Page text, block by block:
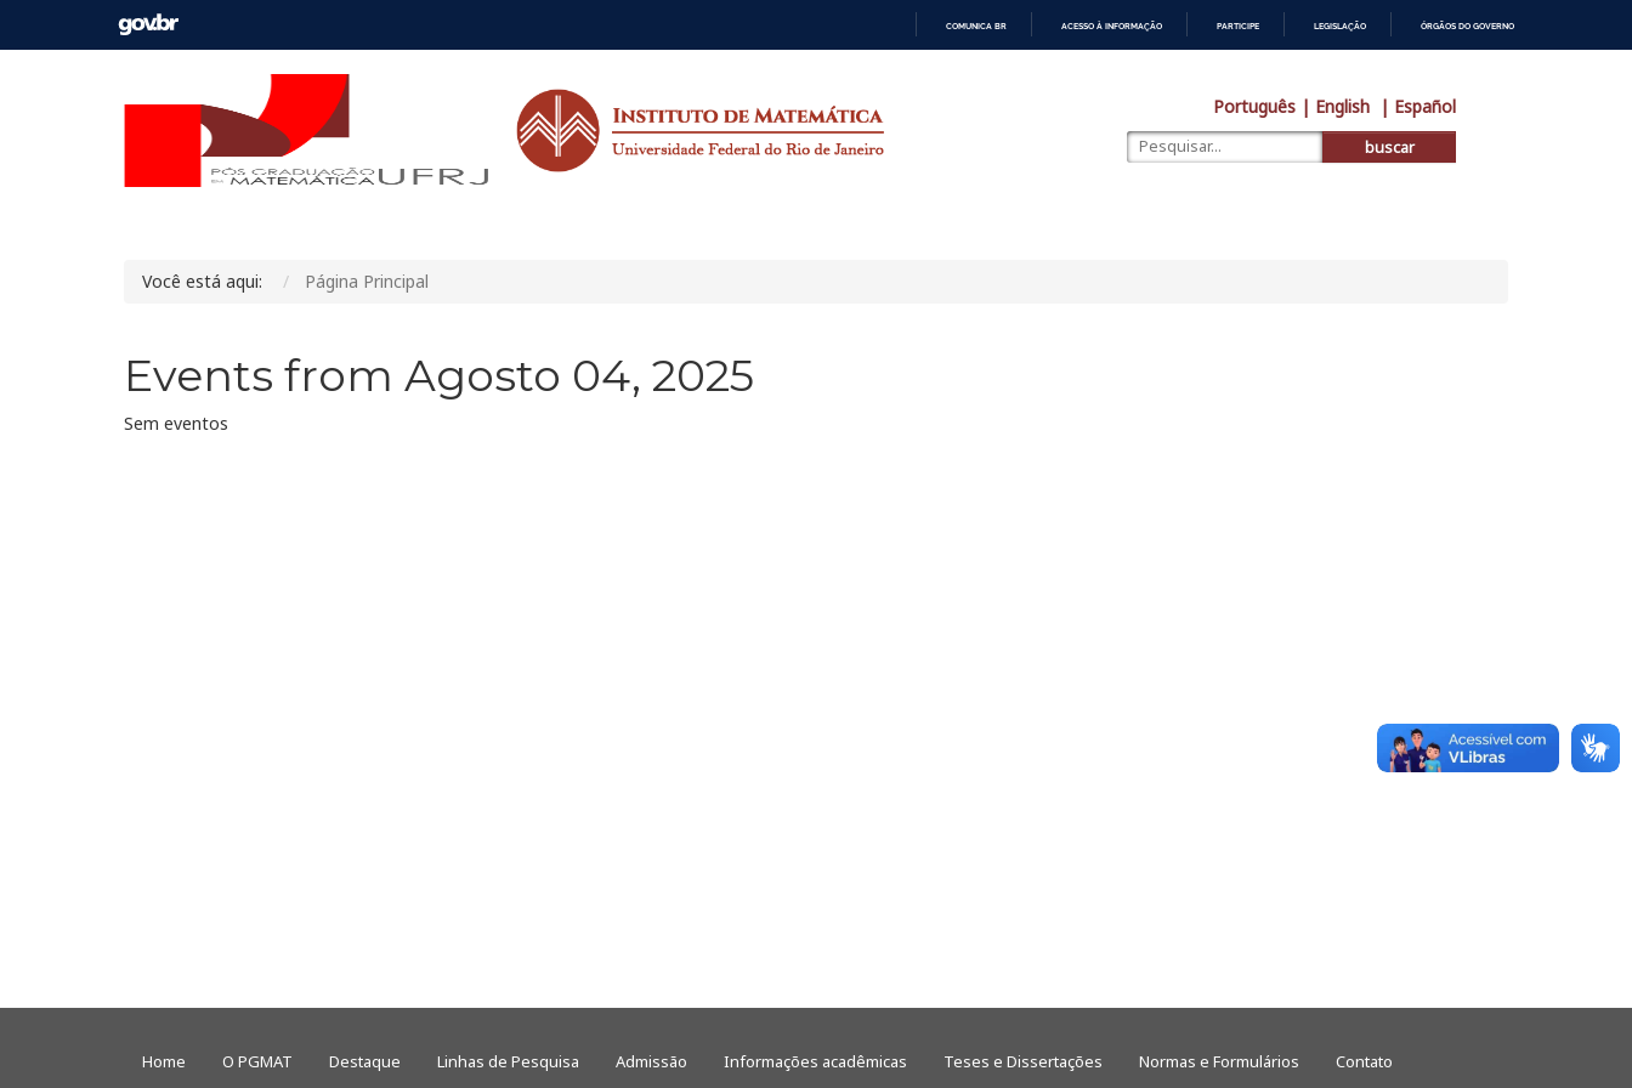
CONTEÚDO
COMUNICA BR ACESSO À INFORMAÇÃO PARTICIPE LEGISLAÇÃO ÓRGÃOS DO GOVERNO
Português | English | Español
buscar
Você está aqui: Página Principal
Events from Agosto 04, 2025
Sem eventos
Home O PGMAT Destaque Linhas de Pesquisa Admissão Informações acadêmicas Teses e Dissertações Normas e Formulários Contato